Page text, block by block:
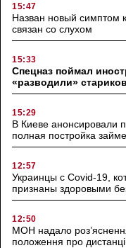
15:47
Назван новый симптом
связан со слухом
15:33
Спецназ поймал
«разводили»
15:29
В Киеве анонсировали
полная постройка
12:57
Украинцы с Covid-19,
признаны здоровыми
12:50
МОН надало
положення про